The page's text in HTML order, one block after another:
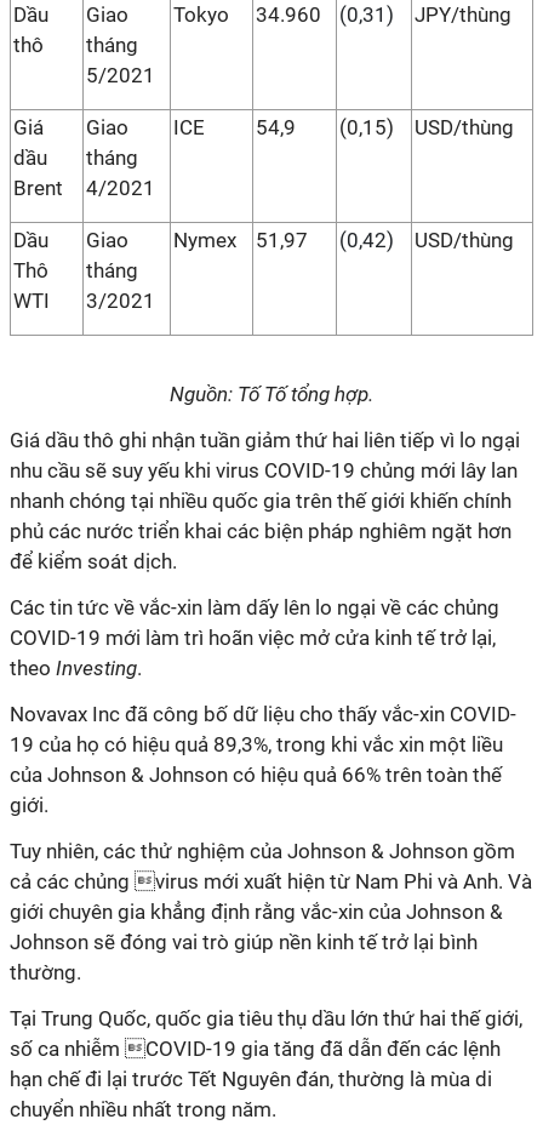
Dầu
thô
Giao
tháng
5/2021
Tokyo 34.960 (0,31) JPY/thùng
Giá
dầu
Brent
Giao
tháng
4/2021
ICE 54,9 (0,15) USD/thùng
Dầu
Thô
WTI
Giao
tháng
3/2021
Nymex 51,97 (0,42) USD/thùng
Nguồn: Tố Tố tổng hợp.
Giá dầu thô ghi nhận tuần giảm thứ hai liên tiếp vì lo ngại
nhu cầu sẽ suy yếu khi virus COVID-19 chủng mới lây lan
nhanh chóng tại nhiều quốc gia trên thế giới khiến chính
phủ các nước triển khai các biện pháp nghiêm ngặt hơn
để kiểm soát dịch.
Các tin tức về vắc-xin làm dấy lên lo ngại về các chủng
COVID-19 mới làm trì hoãn việc mở cửa kinh tế trở lại,
theo Investing.
Novavax Inc đã công bố dữ liệu cho thấy vắc-xin COVID-
19 của họ có hiệu quả 89,3%, trong khi vắc xin một liều
của Johnson & Johnson có hiệu quả 66% trên toàn thế
giới.
Tuy nhiên, các thử nghiệm của Johnson & Johnson gồm
cả các chủng virus mới xuất hiện từ Nam Phi và Anh. Và
giới chuyên gia khẳng định rằng vắc-xin của Johnson &
Johnson sẽ đóng vai trò giúp nền kinh tế trở lại bình
thường.
Tại Trung Quốc, quốc gia tiêu thụ dầu lớn thứ hai thế giới,
số ca nhiễm COVID-19 gia tăng đã dẫn đến các lệnh
hạn chế đi lại trước Tết Nguyên đán, thường là mùa di
chuyển nhiều nhất trong năm.